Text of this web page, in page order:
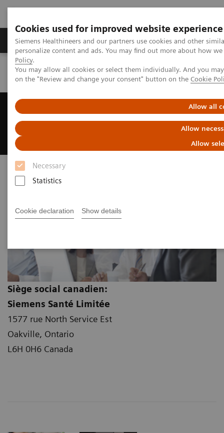
Cookies used for improved website experience
Siemens Healthineers and our partners use cookies and other
personalize content and ads. You may find out more about how
Policy.
You may allow all cookies or select them individually. And you
on the "Review and change your consent" button on the Cookie
Allow all
Allow
Allow
Necessary
Statistics
Cookie declaration Show details
Produits et services Spécialités cliniques &
Home How can we help you?
Comment pouvons-nous vous
aider ?
Siège social canadien:
Siemens Santé Limitée
1577 rue North Service Est
Oakville, Ontario
L6H 0H6 Canada